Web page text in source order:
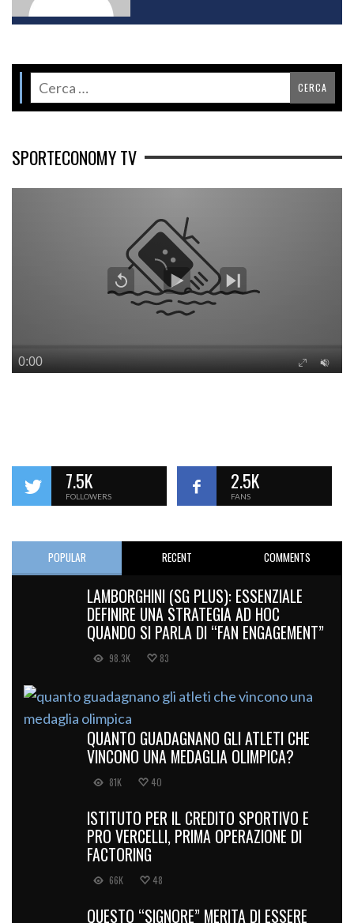
SPORTECONOMY TV
7.5K
FOLLOWERS
2.5K
FANS
POPULAR RECENT COMMENTS
LAMBORGHINI (SG PLUS): ESSENZIALE
DEFINIRE UNA STRATEGIA AD HOC
QUANDO SI PARLA DI “FAN ENGAGEMENT”
98.3K 83
QUANTO GUADAGNANO GLI ATLETI CHE
VINCONO UNA MEDAGLIA OLIMPICA?
81K 40
ISTITUTO PER IL CREDITO SPORTIVO E
PRO VERCELLI, PRIMA OPERAZIONE DI
FACTORING
66K 48
QUESTO “SIGNORE” MERITA DI ESSERE